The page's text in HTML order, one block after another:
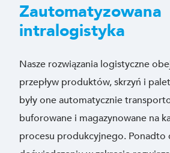
Zautomatyzowana
intralogistyka
Nasze rozwiązania logistyczne
przepływ produktów, skrzyń i
były one automatycznie
buforowane i magazynowane na
procesu produkcyjnego. Ponadto